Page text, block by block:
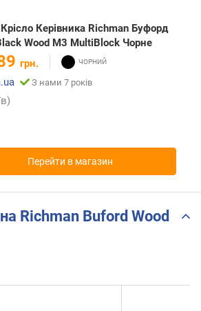
Керівника Richman Буфорд
Wood М3 MultiBlock Чорне
грн.
З нами 7 років
Перейти в магазин
Richman Buford Wood